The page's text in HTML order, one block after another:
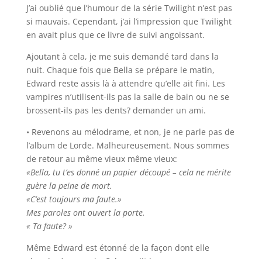
J’ai oublié que l’humour de la série Twilight n’est pas
si mauvais. Cependant, j’ai l’impression que Twilight
en avait plus que ce livre de suivi angoissant.
Ajoutant à cela, je me suis demandé tard dans la
nuit. Chaque fois que Bella se prépare le matin,
Edward reste assis là à attendre qu’elle ait fini. Les
vampires n’utilisent-ils pas la salle de bain ou ne se
brossent-ils pas les dents? demander un ami.
• Revenons au mélodrame, et non, je ne parle pas de
l’album de Lorde. Malheureusement. Nous sommes
de retour au même vieux même vieux:
«Bella, tu t’es donné un papier découpé – cela ne mérite
guère la peine de mort.
«C’est toujours ma faute.»
Mes paroles ont ouvert la porte.
« Ta faute? »
Même Edward est étonné de la façon dont elle